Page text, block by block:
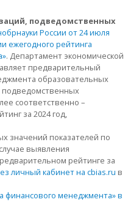
подведомственных
России от 24 июля
ежегодного рейтинга
. Департамент экономической
предварительный
образовательных
подведомственных
соответственно –
за 2024 год,
значений показателей по
выявления
рейтинге за
личный кабинет на cbias.ru в
финансового менеджмента» в